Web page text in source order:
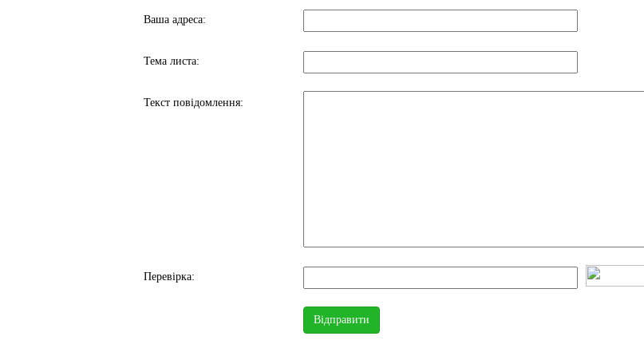
Ваша адреса:
Тема листа:
Текст повідомлення:
Перевірка: